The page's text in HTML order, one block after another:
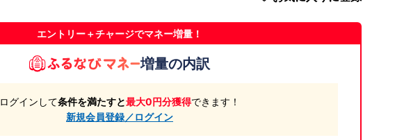
エントリー＋チャージでマネー増量！
増量の内訳
ログインして条件を満たすと最大0円分獲得できます！
新規会員登録／ログイン